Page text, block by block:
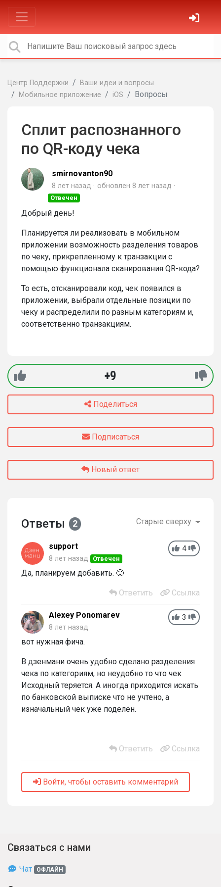
Центр Поддержки
Ваши идеи и вопросы
Мобильное приложение
iOS Вопросы
Сплит распознанного
по QR-коду чека
smirnovanton90
8 лет назад обновлен 8 лет назад
Отвечен
Добрый день!
Планируется ли реализовать в мобильном
приложении возможность разделения товаров
по чеку, прикрепленному к транзакции с
помощью функционала сканирования QR-кода?
То есть, отсканировали код, чек появился в
приложении, выбрали отдельные позиции по
чеку и распределили по разным категориям и,
соответственно транзакциям.
+9
Поделиться
Подписаться
Новый ответ
Ответы 2 Старые сверху
4
support
8 лет назад Отвечен
Да, планируем добавить. 🙂
Ответить Ссылка
3
Alexey Ponomarev
8 лет назад
вот нужная фича.
В дзенмани очень удобно сделано разделения
чека по категориям, но неудобно то что чек
Исходный теряется. А иногда приходится искать
по банковской выписке что не учтено, а
изначальный чек уже поделён.
Ответить Ссылка
Войти, чтобы оставить комментарий
Связаться с нами
Чат ОФЛАЙН